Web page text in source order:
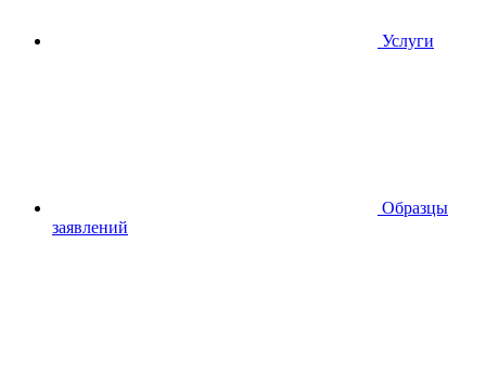
Услуги
Образцы
заявлений